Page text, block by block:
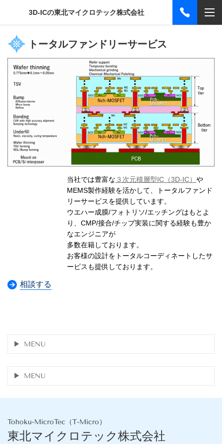
3D-ICの東北マイクロテック株式会社
トータルファンドリーサービス
当社では豊富な ３次元積層型IC（3D-IC） や
MEMS製作経験を活かして、トータルファンド
リーサービスを提供しています。
ウエハー成膜/フォトリソ/エッチングはもとよ
り、CMP/接合/チップ実装に関する経験も豊か
なエンジニアが
多数在籍しております。
お客様の設計をトータルコーディネートしたサ
ービスも提供しております。
相談する
MENU
MENU
Tohoku-MicroTec（T-Micro）
東北マイクロテック株式会社